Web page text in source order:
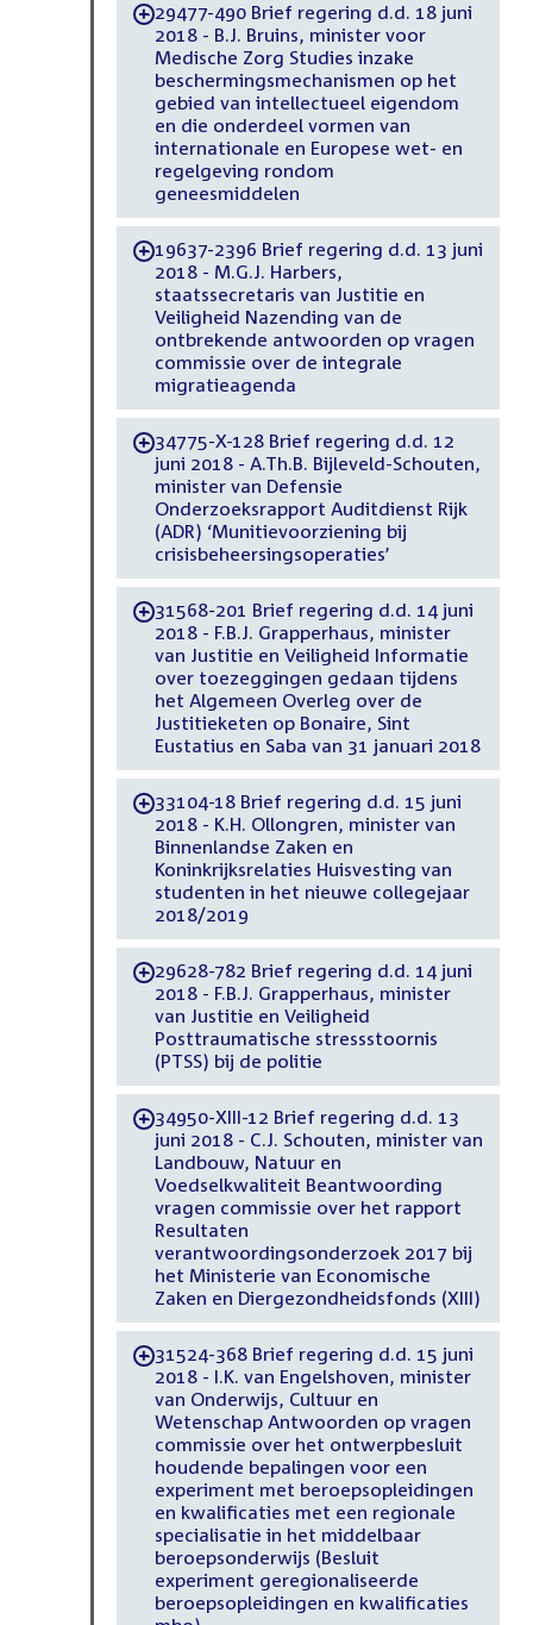
-29477-490 Brief regering d.d. 18 juni
2018 - B.J. Bruins, minister voor
Medische Zorg Studies inzake
beschermingsmechanismen op het
gebied van intellectueel eigendom
en die onderdeel vormen van
internationale en Europese wet- en
regelgeving rondom
geneesmiddelen
-19637-2396 Brief regering d.d. 13 juni
2018 - M.G.J. Harbers,
staatssecretaris van Justitie en
Veiligheid Nazending van de
ontbrekende antwoorden op vragen
commissie over de integrale
migratieagenda
-34775-X-128 Brief regering d.d. 12
juni 2018 - A.Th.B. Bijleveld-Schouten,
minister van Defensie
Onderzoeksrapport Auditdienst Rijk
(ADR) ‘Munitievoorziening bij
crisisbeheersingsoperaties’
-31568-201 Brief regering d.d. 14 juni
2018 - F.B.J. Grapperhaus, minister
van Justitie en Veiligheid Informatie
over toezeggingen gedaan tijdens
het Algemeen Overleg over de
Justitieketen op Bonaire, Sint
Eustatius en Saba van 31 januari 2018
-33104-18 Brief regering d.d. 15 juni
2018 - K.H. Ollongren, minister van
Binnenlandse Zaken en
Koninkrijksrelaties Huisvesting van
studenten in het nieuwe collegejaar
2018/2019
-29628-782 Brief regering d.d. 14 juni
2018 - F.B.J. Grapperhaus, minister
van Justitie en Veiligheid
Posttraumatische stressstoornis
(PTSS) bij de politie
-34950-XIII-12 Brief regering d.d. 13
juni 2018 - C.J. Schouten, minister van
Landbouw, Natuur en
Voedselkwaliteit Beantwoording
vragen commissie over het rapport
Resultaten
verantwoordingsonderzoek 2017 bij
het Ministerie van Economische
Zaken en Diergezondheidsfonds (XIII)
-31524-368 Brief regering d.d. 15 juni
2018 - I.K. van Engelshoven, minister
van Onderwijs, Cultuur en
Wetenschap Antwoorden op vragen
commissie over het ontwerpbesluit
houdende bepalingen voor een
experiment met beroepsopleidingen
en kwalificaties met een regionale
specialisatie in het middelbaar
beroepsonderwijs (Besluit
experiment geregionaliseerde
beroepsopleidingen en kwalificaties